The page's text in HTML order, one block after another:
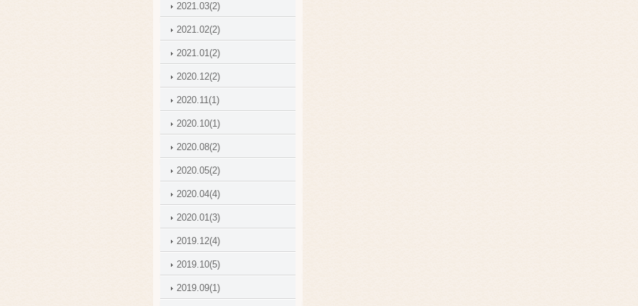
2021.03(2)
2021.02(2)
2021.01(2)
2020.12(2)
2020.11(1)
2020.10(1)
2020.08(2)
2020.05(2)
2020.04(4)
2020.01(3)
2019.12(4)
2019.10(5)
2019.09(1)